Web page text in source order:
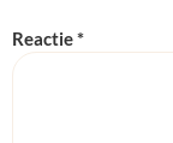
Reactie*